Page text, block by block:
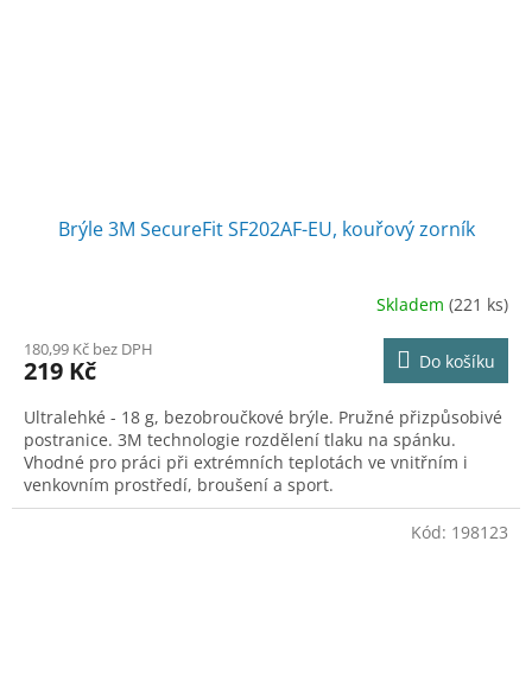
Brýle 3M SecureFit SF202AF-EU, kouřový zorník
Skladem (221 ks)
180,99 Kč bez DPH
219 Kč Do košíku
Ultralehké - 18 g, bezobroučkové brýle. Pružné přizpůsobivé
postranice. 3M technologie rozdělení tlaku na spánku.
Vhodné pro práci při extrémních teplotách ve vnitřním i
venkovním prostředí, broušení a sport.
Kód: 198123